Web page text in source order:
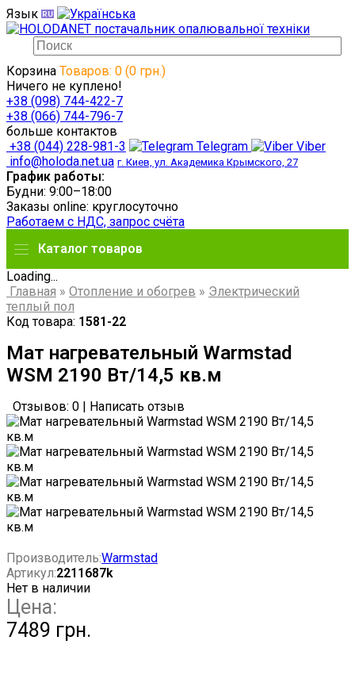
Язык
Корзина Товаров: 0 (0 грн.)
Ничего не куплено!
+38 (098) 744-422-7
+38 (066) 744-796-7
больше контактов
+38 (044) 228-981-3
Telegram
Viber
info@holoda.net.ua г. Киев, ул. Академика Крымского, 27
График работы:
Будни: 9:00–18:00
Заказы online: круглосуточно
Работаем с НДС, запрос счёта
Каталог товаров
Loading...
Главная » Отопление и обогрев » Электрический
теплый пол
Код товара: 1581-22
Мат нагревательный Warmstad
WSМ 2190 Вт/14,5 кв.м
Отзывов: 0 Написать отзыв
Производитель:Warmstad
Артикул:2211687k
Нет в наличии
Цена:
7489 грн.